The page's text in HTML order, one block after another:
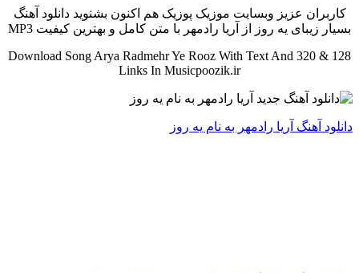
کاربران عزیز وبسایت موزیک پوزیک هم اکنون بشنوید دانلود آهنگ
بسیار زیبای یه روز از آریا رادمهر با متن کامل و بهترین کیفیت MP3
Download Song Arya Radmehr Ye Rooz With Text And 320 & 128
Links In Musicpoozik.ir
دانلود آهنگ آریا رادمهر به نام یه روز